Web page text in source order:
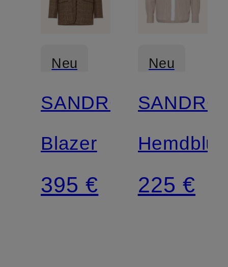
Neu
SANDRO
Blazer
395 €
Neu
SANDRO
225 €